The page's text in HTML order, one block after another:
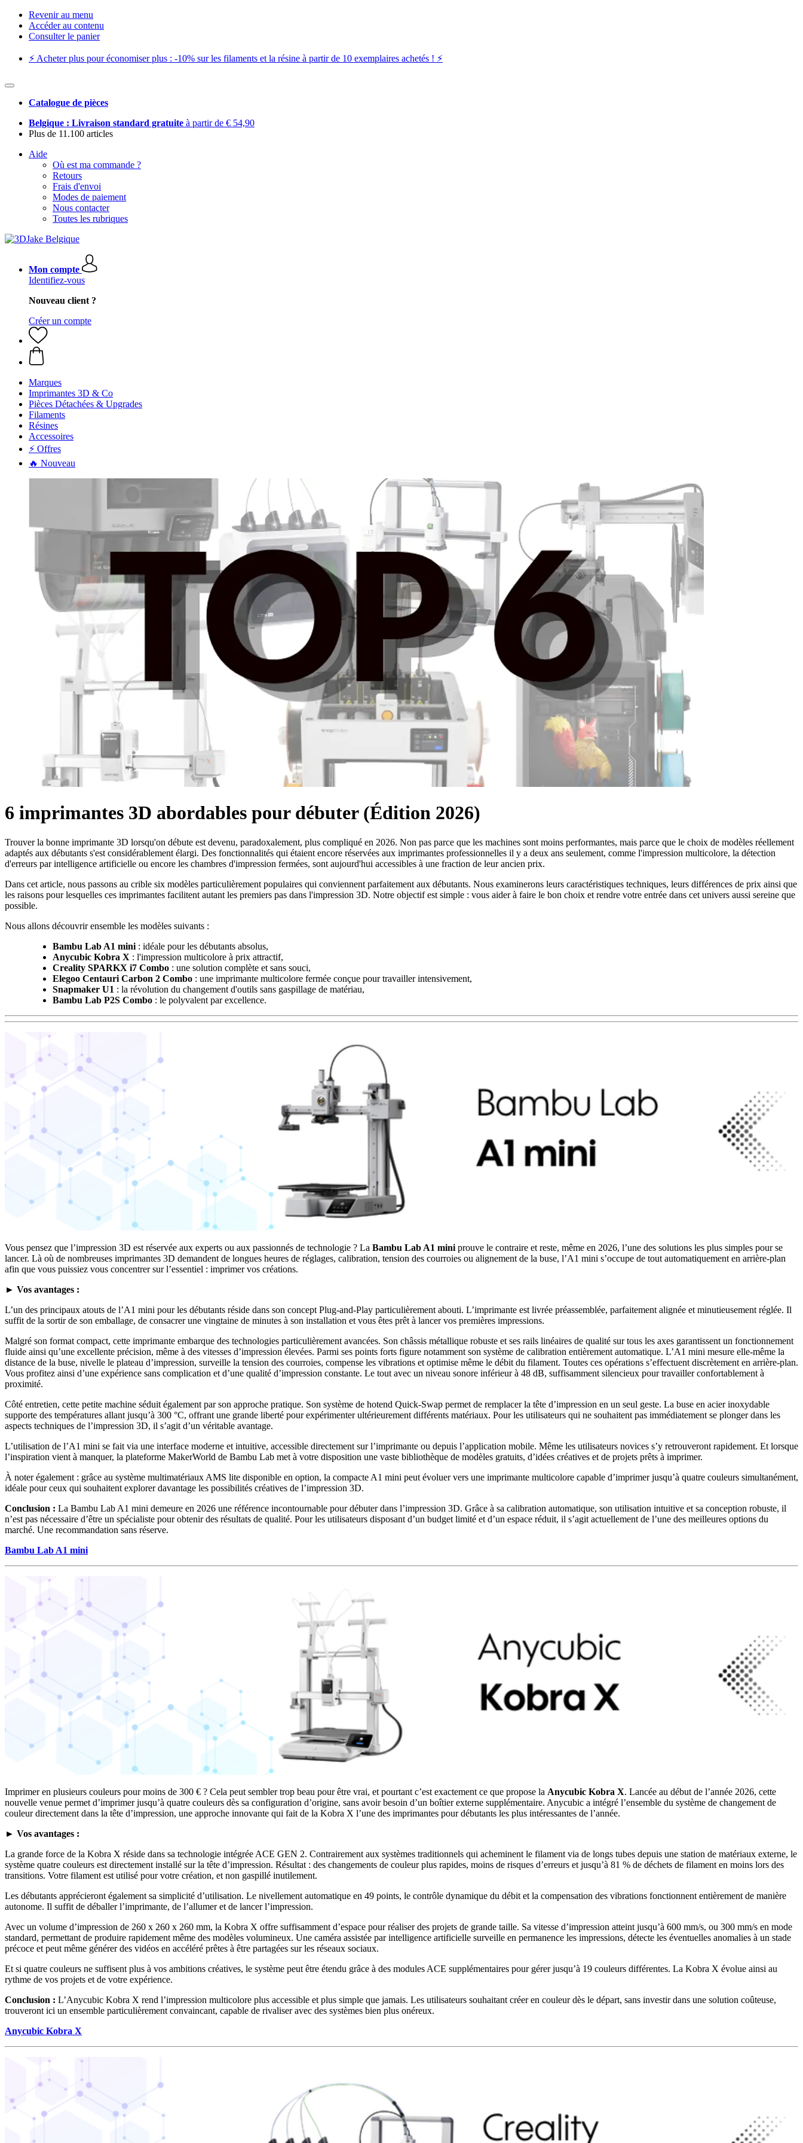
Revenir au menu
Accéder au contenu
Consulter le panier
⚡️ Acheter plus pour économiser plus : -10% sur les filaments et la résine à partir de 10 exemplaires achetés ! ⚡️
Catalogue de pièces
Belgique : Livraison standard gratuite à partir de € 54,90
Plus de 11.100 articles
Aide
Où est ma commande ?
Retours
Frais d'envoi
Modes de paiement
Nous contacter
Toutes les rubriques
Mon compte
Identifiez-vous
Nouveau client ?
Créer un compte
Marques
Imprimantes 3D & Co
Pièces Détachées & Upgrades
Filaments
Résines
Accessoires
⚡ Offres
🔥 Nouveau
6 imprimantes 3D abordables pour débuter (Édition 2026)
Trouver la bonne imprimante 3D lorsqu'on débute est devenu, paradoxalement, plus compliqué en 2026. Non pas parce que les machines sont moins performantes, mais parce que le choix de modèles réellement
adaptés aux débutants s'est considérablement élargi. Des fonctionnalités qui étaient encore réservées aux imprimantes professionnelles il y a deux ans seulement, comme l'impression multicolore, la détection
d'erreurs par intelligence artificielle ou encore les chambres d'impression fermées, sont aujourd'hui accessibles à une fraction de leur ancien prix.
Dans cet article, nous passons au crible six modèles particulièrement populaires qui conviennent parfaitement aux débutants. Nous examinerons leurs caractéristiques techniques, leurs différences de prix ainsi que
les raisons pour lesquelles ces imprimantes facilitent autant les premiers pas dans l'impression 3D. Notre objectif est simple : vous aider à faire le bon choix et rendre votre entrée dans cet univers aussi sereine que
possible.
Nous allons découvrir ensemble les modèles suivants :
Bambu Lab A1 mini : idéale pour les débutants absolus,
Anycubic Kobra X : l'impression multicolore à prix attractif,
Creality SPARKX i7 Combo : une solution complète et sans souci,
Elegoo Centauri Carbon 2 Combo : une imprimante multicolore fermée conçue pour travailler intensivement,
Snapmaker U1 : la révolution du changement d'outils sans gaspillage de matériau,
Bambu Lab P2S Combo : le polyvalent par excellence.
Vous pensez que l’impression 3D est réservée aux experts ou aux passionnés de technologie ? La Bambu Lab A1 mini prouve le contraire et reste, même en 2026, l’une des solutions les plus simples pour se
lancer. Là où de nombreuses imprimantes 3D demandent de longues heures de réglages, calibration, tension des courroies ou alignement de la buse, l’A1 mini s’occupe de tout automatiquement en arrière-plan
afin que vous puissiez vous concentrer sur l’essentiel : imprimer vos créations.
► Vos avantages :
L’un des principaux atouts de l’A1 mini pour les débutants réside dans son concept Plug-and-Play particulièrement abouti. L’imprimante est livrée préassemblée, parfaitement alignée et minutieusement réglée. Il
suffit de la sortir de son emballage, de consacrer une vingtaine de minutes à son installation et vous êtes prêt à lancer vos premières impressions.
Malgré son format compact, cette imprimante embarque des technologies particulièrement avancées. Son châssis métallique robuste et ses rails linéaires de qualité sur tous les axes garantissent un fonctionnement
fluide ainsi qu’une excellente précision, même à des vitesses d’impression élevées. Parmi ses points forts figure notamment son système de calibration entièrement automatique. L’A1 mini mesure elle-même la
distance de la buse, nivelle le plateau d’impression, surveille la tension des courroies, compense les vibrations et optimise même le débit du filament. Toutes ces opérations s’effectuent discrètement en arrière-plan.
Vous profitez ainsi d’une expérience sans complication et d’une qualité d’impression constante. Le tout avec un niveau sonore inférieur à 48 dB, suffisamment silencieux pour travailler confortablement à
proximité.
Côté entretien, cette petite machine séduit également par son approche pratique. Son système de hotend Quick-Swap permet de remplacer la tête d’impression en un seul geste. La buse en acier inoxydable
supporte des températures allant jusqu’à 300 °C, offrant une grande liberté pour expérimenter ultérieurement différents matériaux. Pour les utilisateurs qui ne souhaitent pas immédiatement se plonger dans les
aspects techniques de l’impression 3D, il s’agit d’un véritable avantage.
L’utilisation de l’A1 mini se fait via une interface moderne et intuitive, accessible directement sur l’imprimante ou depuis l’application mobile. Même les utilisateurs novices s’y retrouveront rapidement. Et lorsque
l’inspiration vient à manquer, la plateforme MakerWorld de Bambu Lab met à votre disposition une vaste bibliothèque de modèles gratuits, d’idées créatives et de projets prêts à imprimer.
À noter également : grâce au système multimatériaux AMS lite disponible en option, la compacte A1 mini peut évoluer vers une imprimante multicolore capable d’imprimer jusqu’à quatre couleurs simultanément,
idéale pour ceux qui souhaitent explorer davantage les possibilités créatives de l’impression 3D.
Conclusion : La Bambu Lab A1 mini demeure en 2026 une référence incontournable pour débuter dans l’impression 3D. Grâce à sa calibration automatique, son utilisation intuitive et sa conception robuste, il
n’est pas nécessaire d’être un spécialiste pour obtenir des résultats de qualité. Pour les utilisateurs disposant d’un budget limité et d’un espace réduit, il s’agit actuellement de l’une des meilleures options du
marché. Une recommandation sans réserve.
Bambu Lab A1 mini
Imprimer en plusieurs couleurs pour moins de 300 € ? Cela peut sembler trop beau pour être vrai, et pourtant c’est exactement ce que propose la Anycubic Kobra X. Lancée au début de l’année 2026, cette
nouvelle venue permet d’imprimer jusqu’à quatre couleurs dès sa configuration d’origine, sans avoir besoin d’un boîtier externe supplémentaire. Anycubic a intégré l’ensemble du système de changement de
couleur directement dans la tête d’impression, une approche innovante qui fait de la Kobra X l’une des imprimantes pour débutants les plus intéressantes de l’année.
► Vos avantages :
La grande force de la Kobra X réside dans sa technologie intégrée ACE GEN 2. Contrairement aux systèmes traditionnels qui acheminent le filament via de longs tubes depuis une station de matériaux externe, le
système quatre couleurs est directement installé sur la tête d’impression. Résultat : des changements de couleur plus rapides, moins de risques d’erreurs et jusqu’à 81 % de déchets de filament en moins lors des
transitions. Votre filament est utilisé pour votre création, et non gaspillé inutilement.
Les débutants apprécieront également sa simplicité d’utilisation. Le nivellement automatique en 49 points, le contrôle dynamique du débit et la compensation des vibrations fonctionnent entièrement de manière
autonome. Il suffit de déballer l’imprimante, de l’allumer et de lancer l’impression.
Avec un volume d’impression de 260 x 260 x 260 mm, la Kobra X offre suffisamment d’espace pour réaliser des projets de grande taille. Sa vitesse d’impression atteint jusqu’à 600 mm/s, ou 300 mm/s en mode
standard, permettant de produire rapidement même des modèles volumineux. Une caméra assistée par intelligence artificielle surveille en permanence les impressions, détecte les éventuelles anomalies à un stade
précoce et peut même générer des vidéos en accéléré prêtes à être partagées sur les réseaux sociaux.
Et si quatre couleurs ne suffisent plus à vos ambitions créatives, le système peut être étendu grâce à des modules ACE supplémentaires pour gérer jusqu’à 19 couleurs différentes. La Kobra X évolue ainsi au
rythme de vos projets et de votre expérience.
Conclusion : L’Anycubic Kobra X rend l’impression multicolore plus accessible et plus simple que jamais. Les utilisateurs souhaitant créer en couleur dès le départ, sans investir dans une solution coûteuse,
trouveront ici un ensemble particulièrement convaincant, capable de rivaliser avec des systèmes bien plus onéreux.
Anycubic Kobra X